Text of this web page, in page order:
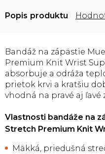
Popis
Bandáž na zápästie
Premium Knit Wrist
absorbuje a odráža
prietok krvi a kratšiu
vhodná na pravé aj ľavé
Vlastnosti bandáže na
Stretch Premium Knit
Mäkká, priedušná